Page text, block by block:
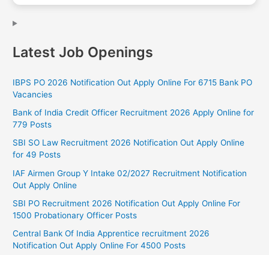
Latest Job Openings
IBPS PO 2026 Notification Out Apply Online For 6715 Bank PO
Vacancies
Bank of India Credit Officer Recruitment 2026 Apply Online for
779 Posts
SBI SO Law Recruitment 2026 Notification Out Apply Online
for 49 Posts
IAF Airmen Group Y Intake 02/2027 Recruitment Notification
Out Apply Online
SBI PO Recruitment 2026 Notification Out Apply Online For
1500 Probationary Officer Posts
Central Bank Of India Apprentice recruitment 2026
Notification Out Apply Online For 4500 Posts